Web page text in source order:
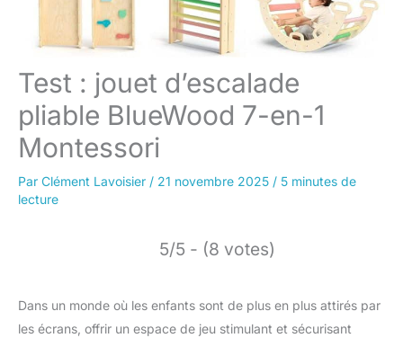
Test : jouet d’escalade
pliable BlueWood 7-en-1
Montessori
Par Clément Lavoisier / 21 novembre 2025 / 5 minutes de
lecture
5/5 - (8 votes)
Dans un monde où les enfants sont de plus en plus attirés par
les écrans, offrir un espace de jeu stimulant et sécurisant